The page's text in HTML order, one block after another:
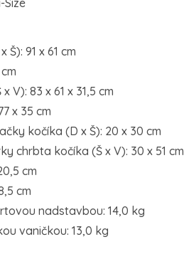
91 x 61 cm
V): 83 x 61 x 31,5 cm
x 35 cm
kočíka (D x Š): 20 x 30 cm
chrbta kočíka (Š x V): 30 x 51 cm
cm
cm
nadstavbou: 14,0 kg
vaničkou: 13,0 kg